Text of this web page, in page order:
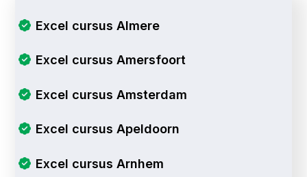
Excel cursus Almere
Excel cursus Amersfoort
Excel cursus Amsterdam
Excel cursus Apeldoorn
Excel cursus Arnhem